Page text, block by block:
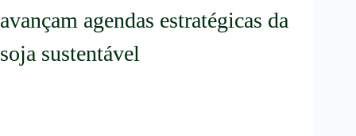
avançam agendas estratégicas da
soja sustentável